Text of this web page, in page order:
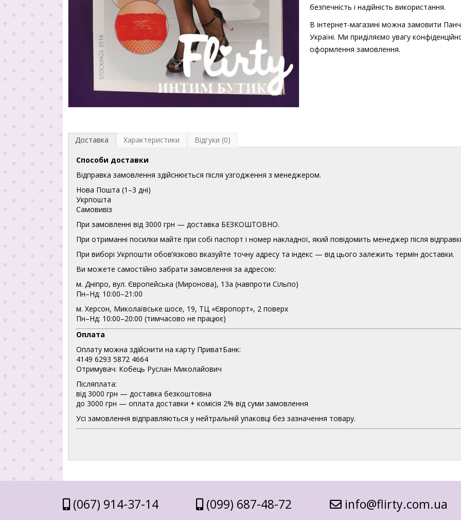
безпечність і надійність використання.
В інтернет-магазині можна замовити
Україні. Ми приділяємо увагу
оформлення замовлення.
Доставка Характеристики Відгуки (0)
Способи доставки
Відправка замовлення здійснюється після узгодження з менеджером.
Нова Пошта (1–3 дні)
Укрпошта
Самовивіз
При замовленні від 3000 грн — доставка БЕЗКОШТОВНО.
При отриманні посилки майте при собі паспорт і номер накладної, який повідомить менеджер після
При виборі Укрпошти обов’язково вказуйте точну адресу та індекс — від цього залежить термін доставки.
Ви можете самостійно забрати замовлення за адресою:
м. Дніпро, вул. Європейська (Миронова), 13а (навпроти Сільпо)
Пн–Нд: 10:00–21:00
м. Херсон, Миколаївське шосе, 19, ТЦ «Європорт», 2 поверх
Пн–Нд: 10:00–20:00 (тимчасово не працює)
Оплата
Оплату можна здійснити на карту ПриватБанк:
4149 6293 5872 4664
Отримувач: Кобець Руслан Миколайович
Післяплата:
від 3000 грн — доставка безкоштовна
до 3000 грн — оплата доставки + комісія 2% від суми замовлення
Усі замовлення відправляються у нейтральній упаковці без зазначення товару.
(067) 914-37-14 (099) 687-48-72 info@flirty.com.ua